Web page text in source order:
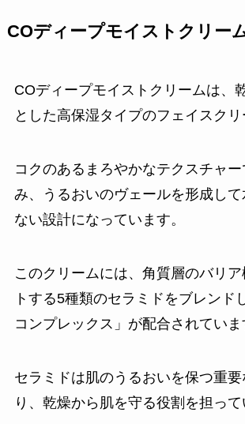
COディープモイストクリー
COディープモイストクリームは、
とした高保湿タイプのフェイスクリ
コクのあるまろやかなテクスチャ
み、うるおいのヴェールを形成して
ない設計になっています。
このクリームには、角質層のバリ
トする5種類のセラミドをブレンド
コンプレックス」が配合されていま
セラミドは肌のうるおいを保つ重
り、乾燥から肌を守る役割を担って